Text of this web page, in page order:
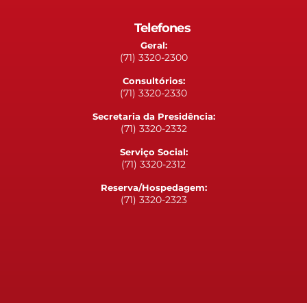
Telefones
Geral:
(71) 3320-2300
Consultórios:
(71) 3320-2330
Secretaria da Presidência:
(71) 3320-2332
Serviço Social:
(71) 3320-2312
Reserva/Hospedagem:
(71) 3320-2323